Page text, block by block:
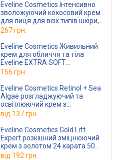
Eveline Cosmetics Інтенсивно
зволожуючий кокосовий крем
для лиця для всіх типів шкіри,
в тому числі чутливої серія rich
267 грн.
Eveline Cosmetics Живильний
крем для обличчя та тіла
Eveline EXTRA SOFT
Універсальний для чутливої
шкіри, 200 мл
156 грн.
Eveline Cosmetics Retinol + Sea
Algae розгладжуючий та
освітлюючий крем з
ретинолом 50 мл
від 137 грн.
Eveline Cosmetics Gold Lift
Expert розкішний зміцнюючий
крем з золотом 24 карата 50
мл
від 192 грн.